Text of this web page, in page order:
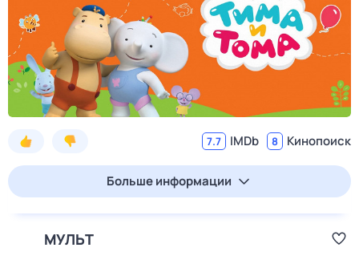
7.7 IMDb 8 Кинопоиск
Больше информации
МУЛЬТ